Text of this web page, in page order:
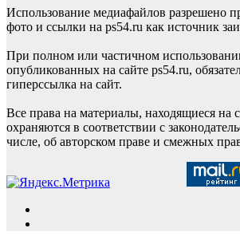
Использование медиафайлов разрешено
фото и ссылки на ps54.ru как источник
При полном или частичном
опубликованных на сайте ps54.ru,
гиперссылка на сайт.
Все права на материалы, находящиеся на
охраняются в соответствии с
числе, об авторском праве и смежных